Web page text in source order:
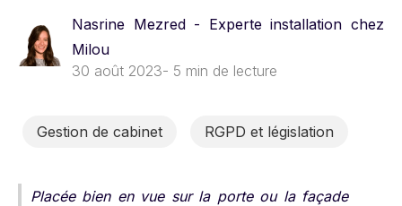
Nasrine Mezred - Experte installation chez
Milou
30 août 2023- 5 min de lecture
Gestion de cabinet RGPD et législation
Placée bien en vue sur la porte ou la façade